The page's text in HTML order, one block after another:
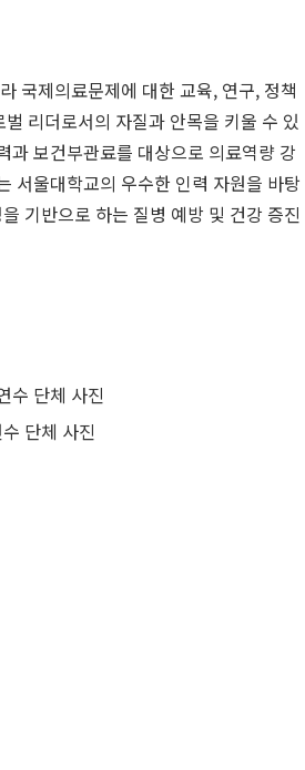
국제의료문제에 대한 교육, 연구, 정책
리더로서의 자질과 안목을 키울 수 있
과 보건부관료를 대상으로 의료역량 강
서울대학교의 우수한 인력 자원을 바탕
기반으로 하는 질병 예방 및 건강 증진
단체 사진